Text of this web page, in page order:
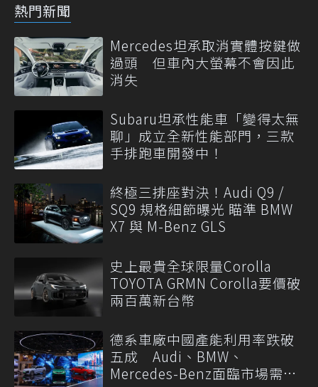
熱門新聞
Mercedes坦承取消實體按鍵做
過頭 但車內大螢幕不會因此
消失
Subaru坦承性能車「變得太無
聊」成立全新性能部門，三款
手排跑車開發中！
終極三排座對決！Audi Q9 /
SQ9 規格細節曝光 瞄準 BMW
X7 與 M-Benz GLS
史上最貴全球限量Corolla
TOYOTA GRMN Corolla要價破
兩百萬新台幣
德系車廠中國產能利用率跌破
五成 Audi、BMW、
Mercedes-Benz面臨市場需求